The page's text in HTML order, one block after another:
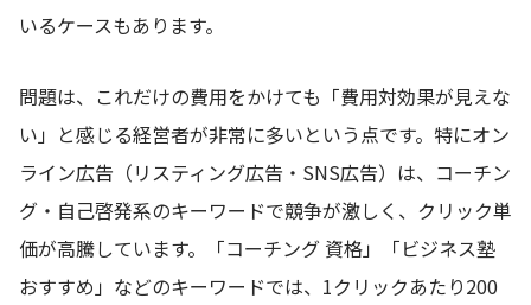
いるケースもあります。
問題は、これだけの費用をかけても「費用対効果が見えな
い」と感じる経営者が非常に多いという点です。特にオン
ライン広告（リスティング広告・SNS広告）は、コーチン
グ・自己啓発系のキーワードで競争が激しく、クリック単
価が高騰しています。「コーチング 資格」「ビジネス塾
おすすめ」などのキーワードでは、1クリックあたり200